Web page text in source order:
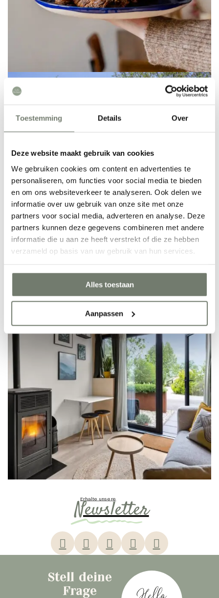
Toestemming Details Over
Deze website maakt gebruik van cookies
We gebruiken cookies om content en advertenties te
personaliseren, om functies voor social media te bieden
en om ons websiteverkeer te analyseren. Ook delen we
informatie over uw gebruik van onze site met onze
partners voor social media, adverteren en analyse. Deze
partners kunnen deze gegevens combineren met andere
informatie die u aan ze heeft verstrekt of die ze hebben
verzameld op basis van uw gebruik van hun services.
Alles toestaan
Aanpassen
Wo bist du gerade auf der Suche?
Erhalte unsere
Newsletter
Stell deine
Frage